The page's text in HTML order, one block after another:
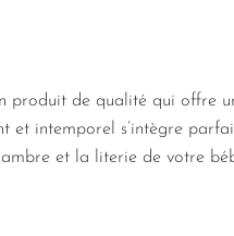
produit de qualité qui offre
et intemporel s’intègre
et la literie de votre